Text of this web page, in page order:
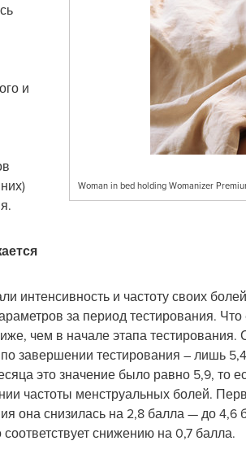
Woman in bed holding Womanizer
и
интенсивность и частоту своих
за период тестирования.
чем в начале этапа
завершении тестирования – лишь
это значение было равно 5,9, то
частоты менструальных болей.
она снизилась на 2,8 балла — до 4,6
снижению на 0,7 балла.